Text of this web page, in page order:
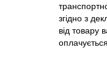
згідно з
від товару